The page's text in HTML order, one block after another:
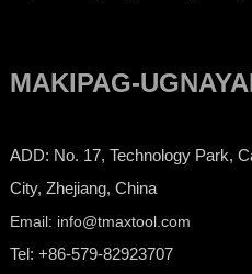
MAKIPAG-
ADD: No. 17, Technology Park,
City, Zhejiang, China
Email: info@tmaxtool.com
Tel: +86-579-82923707